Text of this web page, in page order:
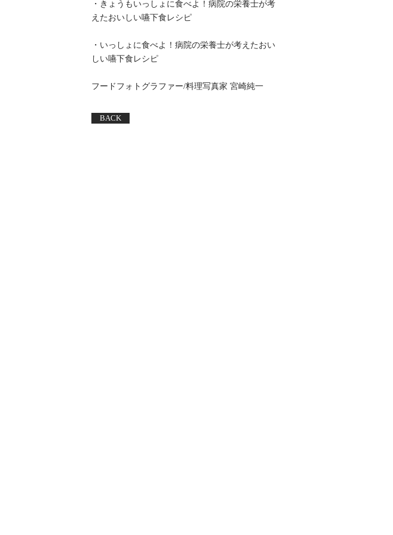
・きょうもいっしょに食べよ！病院の栄養士が考
えたおいしい嚥下食レシピ
・いっしょに食べよ！病院の栄養士が考えたおい
しい嚥下食レシピ
​フードフォトグラファー/料理写真家 宮崎純一
BACK